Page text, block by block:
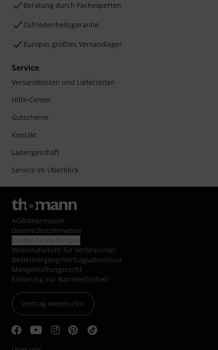
Beratung durch Fachexperten
Zufriedenheitsgarantie
Europas größtes Versandlager
Service
Versandkosten und Lieferzeiten
Hilfe-Center
Gutscheine
Kontakt
Ladengeschäft
Service im Überblick
AGB/Impressum
Datenschutzhinweise
Widerrufsrecht für Verbraucher
Bestellvorgang/Vertragsabschluss
Mängelhaftungsrecht
Erklärung zur Barrierefreiheit
Vertrag widerrufen